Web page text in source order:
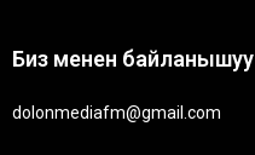
Биз менен байланышуу
dolonmediafm@gmail.com